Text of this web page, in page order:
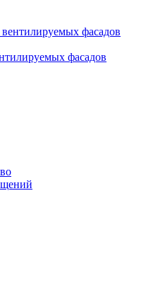
фасадов
фасадов